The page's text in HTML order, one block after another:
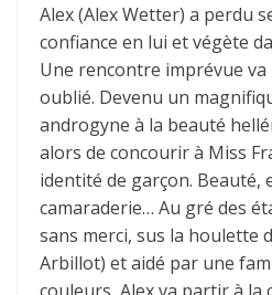
Alex (Alex Wetter) a perdu
confiance en lui et végète
Une rencontre imprévue va
oublié. Devenu un
androgyne à la beauté
alors de concourir à Miss
identité de garçon. Beauté,
camaraderie… Au gré des
sans merci, sus la houlette
Arbillot) et aidé par une